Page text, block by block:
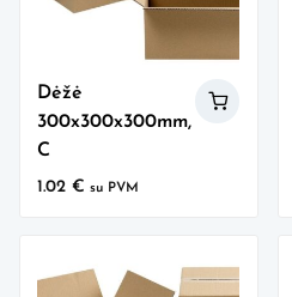
Dėžė
300x300x300mm,
C
1.02€ su PVM